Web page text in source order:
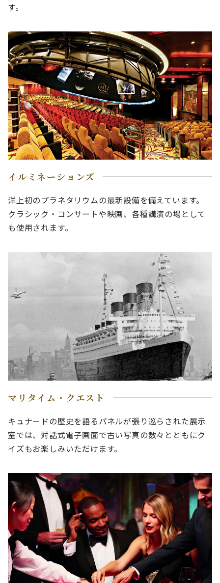
す。
イルミネーションズ
洋上初のプラネタリウムの最新設備を備えています。
クラシック・コンサートや映画、各種講演の場として
も使用されます。
マリタイム・クエスト
キュナードの歴史を語るパネルが張り巡らされた展示
室では、対話式電子画面で古い写真の数々とともにク
イズもお楽しみいただけます。